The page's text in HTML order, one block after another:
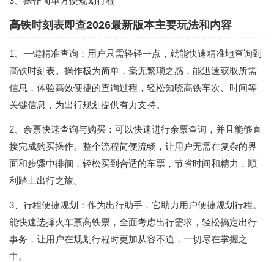
高铁时刻表即查2026最新版本主要玩法和内容
1、一键精准查询：用户只需轻轻一点，就能快速精准地查询到
高铁时刻表。操作极为简单，毫无繁琐之感，能迅速获取所需
信息，体验高效便捷的查询过程，轻松知晓高铁车次、时间等
关键信息，为出行规划提供有力支持。
2、余票快速查询与购买：可以快速进行余票查询，并且能够直
接完成购买操作。整个流程简便流畅，让用户无需在复杂的界
面和步骤中徘徊，轻松买到合适的车票，节省时间和精力，顺
利踏上出行之旅。
3、行程便捷规划：作为出行助手，它助力用户便捷规划行程。
能快速选择火车票高铁票，全面考虑出行需求，轻松搞定出行
事务，让用户在规划行程时更加从容不迫，一切尽在掌握之
中。